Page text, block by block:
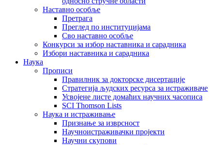
Наставно особље
Претрага
Преглед по институцијама
Сво наставно особље
Конкурси за избор наставника и сарадника
Избори наставника и сарадника
Наука
Прописи
Правилник за докторске дисертације
Стратегија људских ресурса за истраживаче
Усвојене листе домаћих научних часописа
SCI Thomson Lists
Наука и истраживање
Признање за изврсност
Научноистраживачки пројекти
Научни скупови